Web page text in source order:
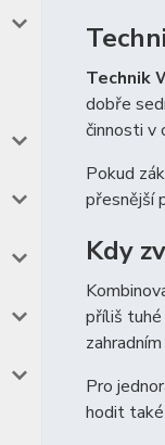
Technik
dobře
činnosti v
Pokud
přesnější
Kdy
příliš tuhé
Pro
hodit také